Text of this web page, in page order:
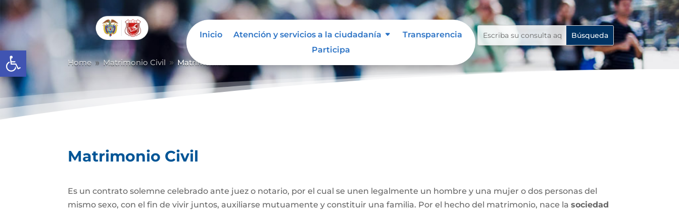
Abrir barra de herramientas
Inicio Atención y servicios a la ciudadanía
Transparencia
Participa
Home 9 Matrimonio Civil 9 Matrimonio Civil
Matrimonio Civil
Es un contrato solemne celebrado ante juez o notario, por el cual se unen legalmente un hombre y una mujer o dos personas del
mismo sexo, con el fin de vivir juntos, auxiliarse mutuamente y constituir una familia. Por el hecho del matrimonio, nace lasociedad